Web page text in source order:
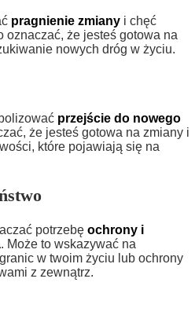
pragnienie zmiany i chęć
oznaczać, że jesteś gotowa na
nowych dróg w życiu.
przejście do nowego
że jesteś gotowa na zmiany i
które pojawiają się na
potrzebę ochrony i
. Może to wskazywać na
w twoim życiu lub ochrony
z zewnątrz.